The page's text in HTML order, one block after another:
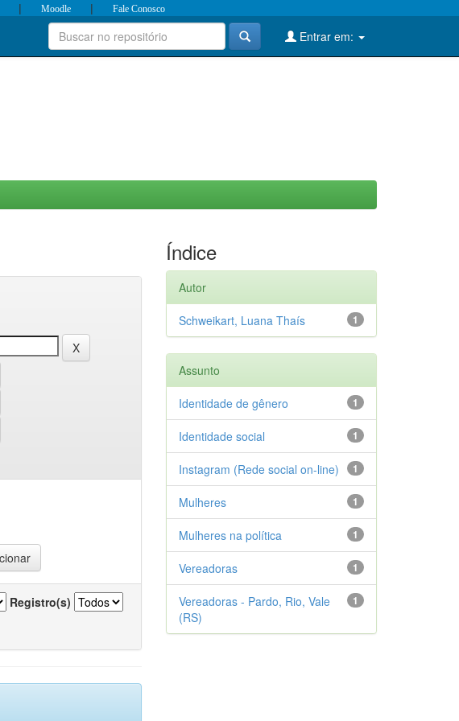
| Moodle | Fale Conosco
Entrar em:
Registro(s)
Índice
Autor
1
Schweikart, Luana Thaís
Assunto
1
Identidade de gênero
1
Identidade social
1
Instagram (Rede social on-line)
1
Mulheres
1
Mulheres na política
1
Vereadoras
1
Vereadoras - Pardo, Rio, Vale
(RS)